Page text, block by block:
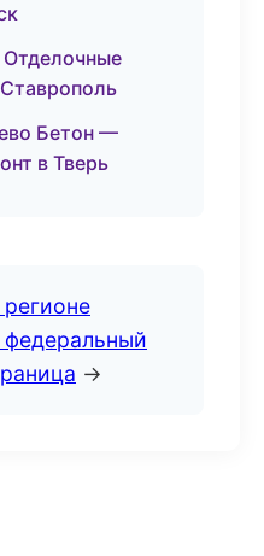
Бетон —
в Тверь
→